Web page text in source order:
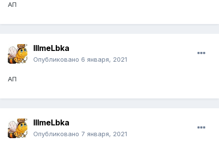
АП
IIImeLbka
Опубликовано 6 января, 2021
АП
IIImeLbka
Опубликовано 7 января, 2021